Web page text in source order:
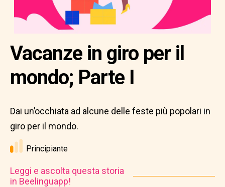
Vacanze in giro per il
mondo; Parte I
Dai un’occhiata ad alcune delle feste più popolari in
giro per il mondo.
Principiante
Leggi e ascolta questa storia
in Beelinguapp!